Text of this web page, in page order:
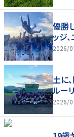
優勝
ッジ
2026/
土に
ルー
2026/